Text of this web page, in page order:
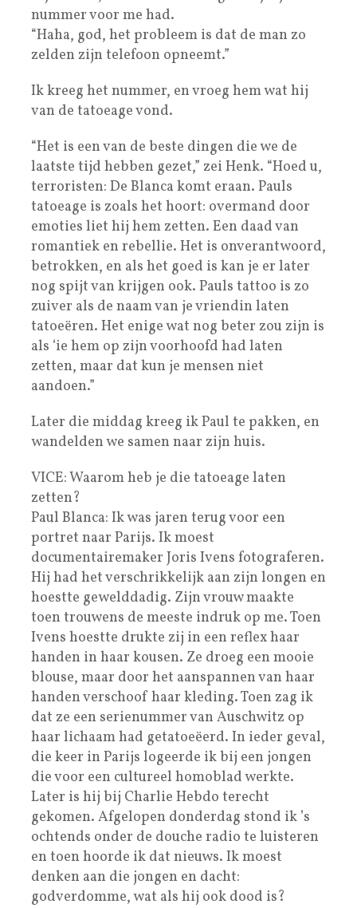
nummer voor me had.
“Haha, god, het probleem is dat de man zo
zelden zijn telefoon opneemt.”
Ik kreeg het nummer, en vroeg hem wat hij
van de tatoeage vond.
“Het is een van de beste dingen die we de
laatste tijd hebben gezet,” zei Henk. “Hoed u,
terroristen: De Blanca komt eraan. Pauls
tatoeage is zoals het hoort: overmand door
emoties liet hij hem zetten. Een daad van
romantiek en rebellie. Het is onverantwoord,
betrokken, en als het goed is kan je er later
nog spijt van krijgen ook. Pauls tattoo is zo
zuiver als de naam van je vriendin laten
tatoeëren. Het enige wat nog beter zou zijn is
als ‘ie hem op zijn voorhoofd had laten
zetten, maar dat kun je mensen niet
aandoen.”
Later die middag kreeg ik Paul te pakken, en
wandelden we samen naar zijn huis.
VICE: Waarom heb je die tatoeage laten
zetten?
Paul Blanca: Ik was jaren terug voor een
portret naar Parijs. Ik moest
documentairemaker Joris Ivens fotograferen.
Hij had het verschrikkelijk aan zijn longen en
hoestte gewelddadig. Zijn vrouw maakte
toen trouwens de meeste indruk op me. Toen
Ivens hoestte drukte zij in een reflex haar
handen in haar kousen. Ze droeg een mooie
blouse, maar door het aanspannen van haar
handen verschoof haar kleding. Toen zag ik
dat ze een serienummer van Auschwitz op
haar lichaam had getatoeëerd. In ieder geval,
die keer in Parijs logeerde ik bij een jongen
die voor een cultureel homoblad werkte.
Later is hij bij Charlie Hebdo terecht
gekomen. Afgelopen donderdag stond ik ’s
ochtends onder de douche radio te luisteren
en toen hoorde ik dat nieuws. Ik moest
denken aan die jongen en dacht:
godverdomme, wat als hij ook dood is?